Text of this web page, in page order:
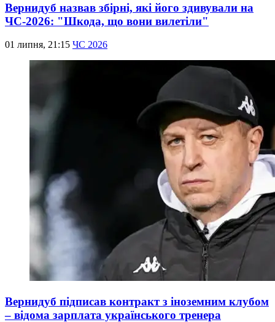
Вернидуб назвав збірні, які його здивували на
ЧС-2026: "Шкода, що вони вилетіли"
01 липня, 21:15 ЧС 2026
Вернидуб підписав контракт з іноземним клубом
– відома зарплата українського тренера